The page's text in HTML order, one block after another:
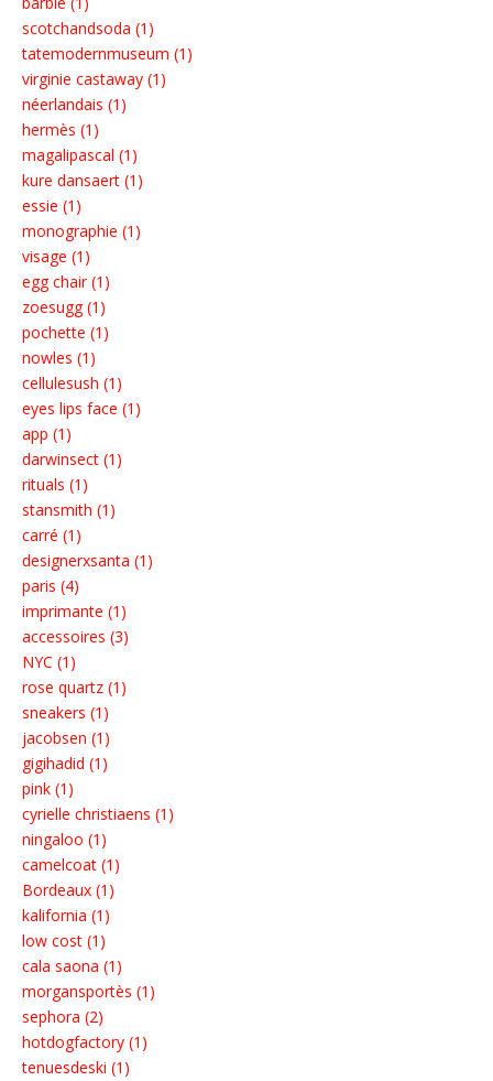
scotchandsoda (1)
tatemodernmuseum (1)
virginie castaway (1)
néerlandais (1)
hermès (1)
magalipascal (1)
kure dansaert (1)
essie (1)
monographie (1)
visage (1)
egg chair (1)
zoesugg (1)
pochette (1)
nowles (1)
cellulesush (1)
eyes lips face (1)
app (1)
darwinsect (1)
rituals (1)
stansmith (1)
carré (1)
designerxsanta (1)
paris (4)
imprimante (1)
accessoires (3)
NYC (1)
rose quartz (1)
sneakers (1)
jacobsen (1)
gigihadid (1)
pink (1)
cyrielle christiaens (1)
ningaloo (1)
camelcoat (1)
Bordeaux (1)
kalifornia (1)
low cost (1)
cala saona (1)
morgansportès (1)
sephora (2)
hotdogfactory (1)
tenuesdeski (1)